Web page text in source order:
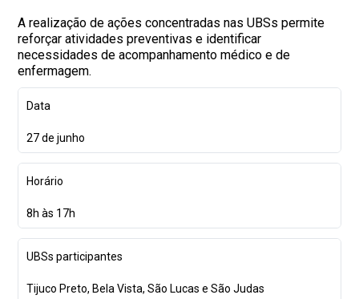
A realização de ações concentradas nas UBSs permite
reforçar atividades preventivas e identificar
necessidades de acompanhamento médico e de
enfermagem.
Data
27 de junho
Horário
8h às 17h
UBSs participantes
Tijuco Preto, Bela Vista, São Lucas e São Judas